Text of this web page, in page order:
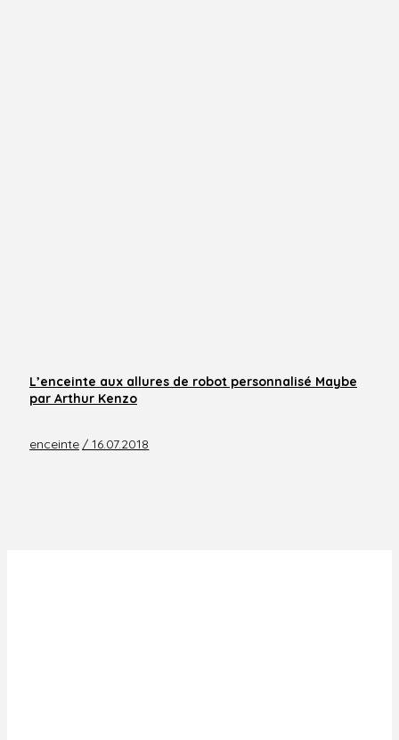
L’enceinte aux allures de robot personnalisé Maybe
par Arthur Kenzo
enceinte / 16.07.2018